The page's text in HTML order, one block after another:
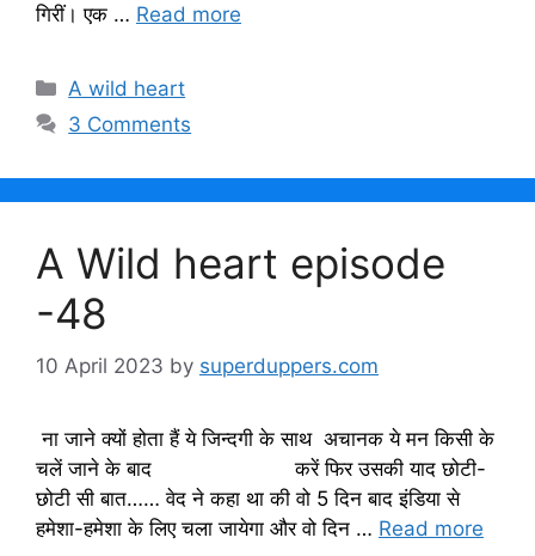
गिरीं। एक … Read more
Categories
A wild heart
3 Comments
A Wild heart episode
-48
10 April 2023 by superduppers.com
ना जाने क्यों होता हैं ये जिन्दगी के साथ अचानक ये मन किसी के
चलें जाने के बाद करें फिर उसकी याद छोटी-
छोटी सी बात…… वेद ने कहा था की वो 5 दिन बाद इंडिया से
हमेशा-हमेशा के लिए चला जायेगा और वो दिन … Read more